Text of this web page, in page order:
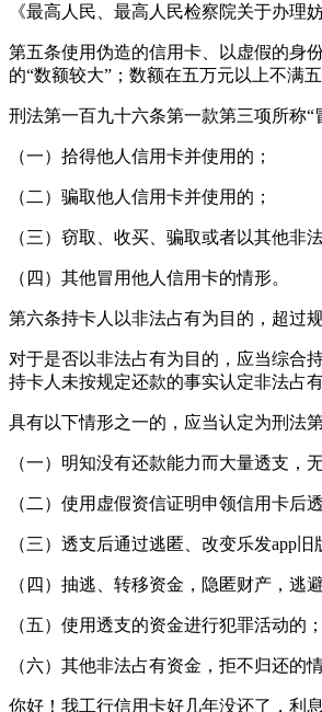
《最高人民、最高人民检察院关于办理
第五条使用伪造的信用卡、以虚假的身
的“数额较大”；数额在五万元以上不满
刑法第一百九十六条第一款第三项所称“
（一）拾得他人信用卡并使用的；
（二）骗取他人信用卡并使用的；
（三）窃取、收买、骗取或者以其他非
（四）其他冒用他人信用卡的情形。
第六条持卡人以非法占有为目的，超过
对于是否以非法占有为目的，应当综合
持卡人未按规定还款的事实认定非法占有
具有以下情形之一的，应当认定为刑法
（一）明知没有还款能力而大量透支，
（二）使用虚假资信证明申领信用卡后
（三）透支后通过逃匿、改变乐发app
（四）抽逃、转移资金，隐匿财产，逃
（五）使用透支的资金进行犯罪活动的；
（六）其他非法占有资金，拒不归还的情
你好！我工行信用卡好几年没还了，利